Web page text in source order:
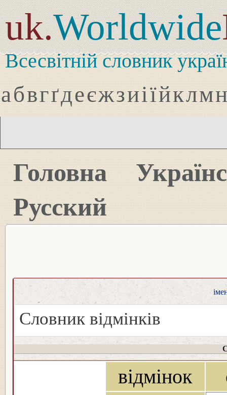
uk.Worldwide
Всесвітній словник
абвгґдеєжзиіїйклмн
Головна
Русский
Словник відмінків
відмінок